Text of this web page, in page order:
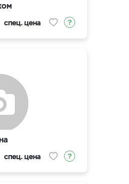
спец. цена
спец. цена